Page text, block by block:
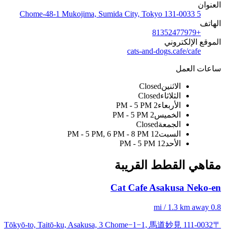
العنوان
5 Chome-48-1 Mukojima, Sumida City, Tokyo 131-0033
الهاتف
+81352477979
الموقع الإلكتروني
cats-and-dogs.cafe/cafe
ساعات العمل
الاثنينClosed
الثلاثاءClosed
الأربعاء2 PM - 5 PM
الخميس2 PM - 5 PM
الجمعةClosed
السبت12 PM - 5 PM, 6 PM - 8 PM
الأحد12 PM - 5 PM
مقاهي القطط القريبة
Cat Cafe Asakusa Neko-en
0.8 mi / 1.3 km away
〒111-0032 Tōkyō-to, Taitō-ku, Asakusa, 3 Chome−1−1, 馬道妙見